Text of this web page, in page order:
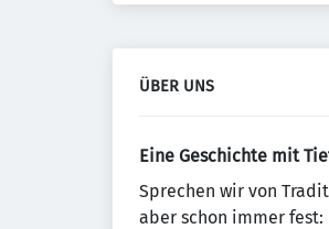
ÜBER UNS
Eine Geschichte mit
Sprechen wir von
aber schon immer